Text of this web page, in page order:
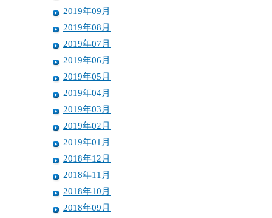
2019年09月
2019年08月
2019年07月
2019年06月
2019年05月
2019年04月
2019年03月
2019年02月
2019年01月
2018年12月
2018年11月
2018年10月
2018年09月